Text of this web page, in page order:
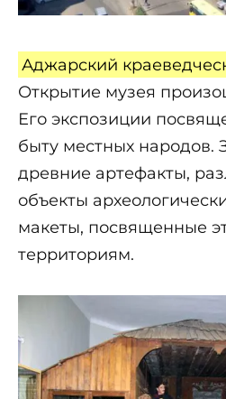
Аджарский
Открытие музея
Его экспозиции
быту местных народов.
древние артефакты,
объекты
макеты, посвященные
территориям.